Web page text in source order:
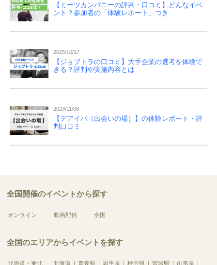
【ミーツカンパニーの評判・口コミ】どんなイベ
ント？参加者の「体験レポート」つき
2025/10/17
【ジョブトラの口コミ】大手企業の選考を体験で
きる？評判や実施内容とは
2023/11/08
【デアイバ（出会いの場）】の体験レポート・評
判口コミ
全国開催のイベントから探す
オンライン 動画配信 全国
全国のエリアからイベントを探す
北海道・東北 北海道 青森県 岩手県 秋田県 宮城県
山形県